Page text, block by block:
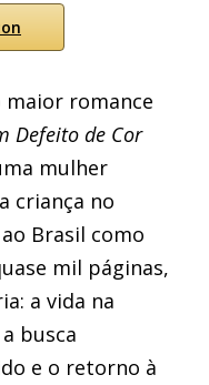
romance
Defeito de Cor
mulher
criança no
Brasil como
mil páginas,
a vida na
busca
e o retorno à